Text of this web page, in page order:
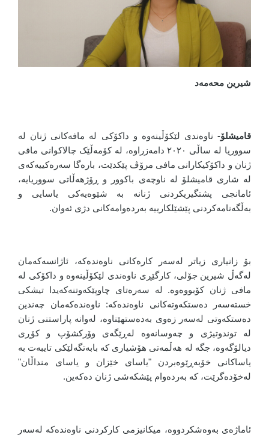
شیرین محەمەد
قامیشلۆ- ناوەندی لێکۆڵینەوە و داکۆکی لە مافەکانی ژنان لە
سووریا لە ساڵی ٢٠٢٠ دامەزراوە، لە کۆمەڵێک چالاکوانی مافی
ژنان و داکۆکیکارانی مافی مرۆڤ پێکدێت، بارەگا سەرەکییەکەی
لە شاری قامیشلۆ لە ناوچەی باکوور و ڕۆژهەڵاتی سووریایە،
ئامانجی پشتگیریکردنی ژنانە بە شێوەیەکی یاسایی و
بەڵگەنامەکردنی پێشێلکارییە بەردەوامەکانی دژی ئەوان.
بۆ زانیاری زیاتر لەسەر کارەکانی ناوەندەکە، ئاژانسەکەمان
لەگەڵ شیرین جۆلی، کارگێڕی ناوەندی لێکۆڵینەوە و داکۆکی لە
مافی ژنان کۆبووەوە. لە سەرەتای چاوپێکەوتنەکەیدا تیشکی
خستەسەر دەستکەوتەکانی ناوەندەکە: ناوەندەکەمان چەندین
دەستکەوتی لەسەر زەوی بەدەستهێناوە، لەوانە پاراستنی ژنان
لە توندوتیژی و چەوسانەوە لەڕێگەی وۆرکشۆپ و کۆڕی
دیالۆگەوە، جگە لە هەڵمەتی هۆشیاری کە بابەتگەلێکی تایبەت بە
یاساکانی خۆبەڕێوەبردن "یاسای خێزان و یاسای منداڵان"
لەخۆدەگرێت، کە بەردەوام پێشکەشی ژنان دەکەین.
ئاماژەی بەوەشکردووە، میکانیزمی کارکردنی ناوەندەکە لەسەر